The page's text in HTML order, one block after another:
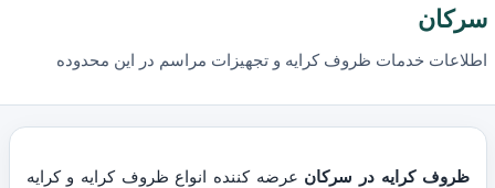
سرکان
اطلاعات خدمات ظروف کرایه و تجهیزات مراسم در این محدوده
ظروف کرایه در سرکان عرضه کننده انواع ظروف کرایه و کرایه